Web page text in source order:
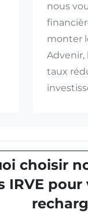
nous
monter
Advenir,
taux
choisir
IRVE